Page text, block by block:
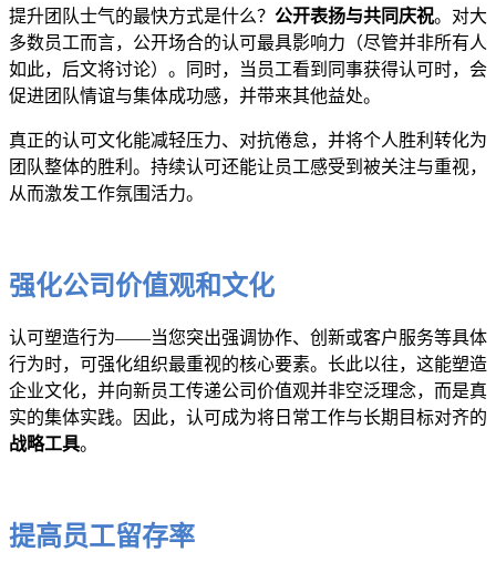
提升团队士气的最快方式是什么？ 公开表扬与共同庆祝。对大
多数员工而言，公开场合的认可最具影响力（尽管并非所有人
如此，后文将讨论）。同时，当员工看到同事获得认可时，会
促进团队情谊与集体成功感，并带来其他益处。
真正的认可文化能减轻压力、对抗倦怠，并将个人胜利转化为
团队整体的胜利。持续认可还能让员工感受到被关注与重视，
从而激发工作氛围活力。
强化公司价值观和文化
认可塑造行为——当您突出强调协作、创新或客户服务等具体
行为时，可强化组织最重视的核心要素。长此以往，这能塑造
企业文化，并向新员工传递公司价值观并非空泛理念，而是真
实的集体实践。因此，认可成为将日常工作与长期目标对齐的
战略工具。
提高员工留存率